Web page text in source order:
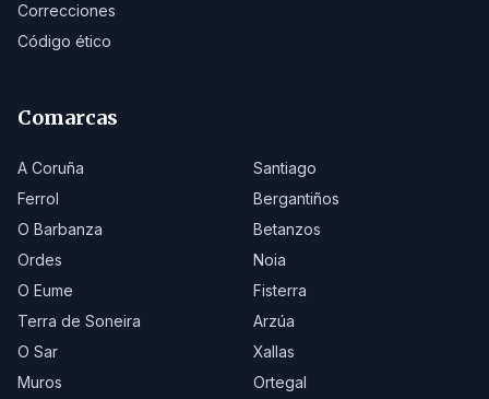
Correcciones
Código ético
Comarcas
A Coruña
Santiago
Ferrol
Bergantiños
O Barbanza
Betanzos
Ordes
Noia
O Eume
Fisterra
Terra de Soneira
Arzúa
O Sar
Xallas
Muros
Ortegal